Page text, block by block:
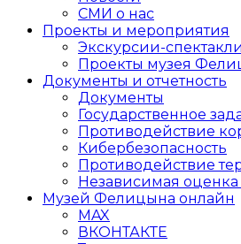
СМИ о нас
Проекты и мероприятия
Экскурсии-спектакли
Проекты музея
Документы и отчетность
Документы
Государственное
Противодействие
Кибер­безопасность
Противодействие
Независимая оценка
Музей Фелицына онлайн
MAX
ВКОНТАКТЕ